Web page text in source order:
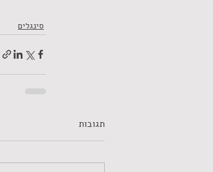
סינגלים
תגובות